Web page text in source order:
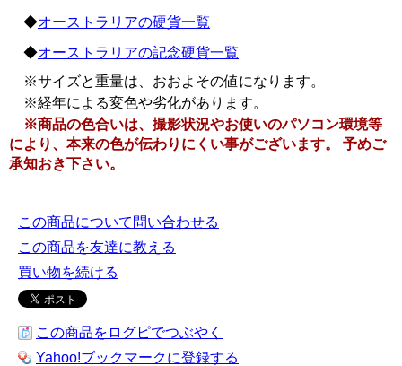
◆オーストラリアの硬貨一覧
◆オーストラリアの記念硬貨一覧
※サイズと重量は、おおよその値になります。
※経年による変色や劣化があります。
※商品の色合いは、撮影状況やお使いのパソコン環境等
により、本来の色が伝わりにくい事がございます。 予めご
承知おき下さい。
この商品について問い合わせる
この商品を友達に教える
買い物を続ける
この商品をログピでつぶやく
Yahoo!ブックマークに登録する